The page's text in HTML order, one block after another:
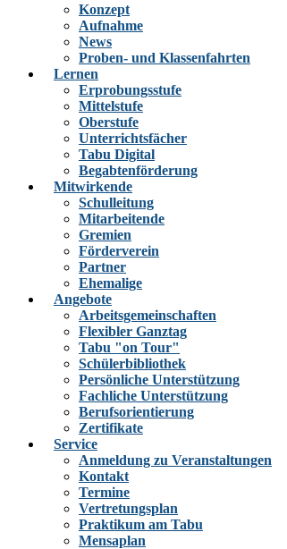
Konzept
Aufnahme
News
Proben- und Klassenfahrten
Lernen
Erprobungsstufe
Mittelstufe
Oberstufe
Unterrichtsfächer
Tabu Digital
Begabtenförderung
Mitwirkende
Schulleitung
Mitarbeitende
Gremien
Förderverein
Partner
Ehemalige
Angebote
Arbeitsgemeinschaften
Flexibler Ganztag
Tabu "on Tour"
Schülerbibliothek
Persönliche Unterstützung
Fachliche Unterstützung
Berufsorientierung
Zertifikate
Service
Anmeldung zu Veranstaltungen
Kontakt
Termine
Vertretungsplan
Praktikum am Tabu
Mensaplan